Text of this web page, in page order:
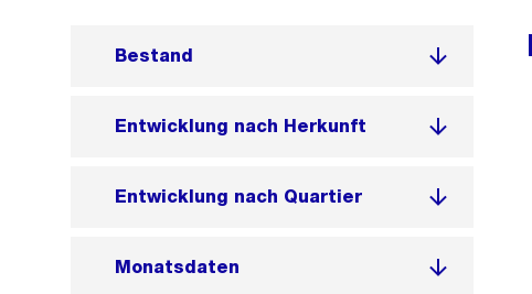
Bestand
Entwicklung nach Herkunft
Entwicklung nach Quartier
Monatsdaten